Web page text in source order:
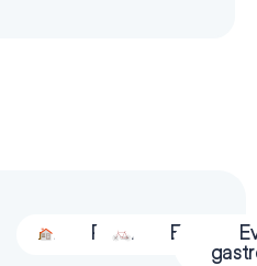
Alojamiento
Restauración
Actividades